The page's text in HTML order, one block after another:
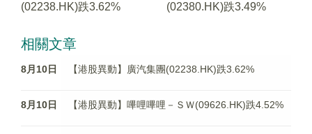
(02238.HK)跌3.62%
(02380.HK)跌3.49%
相關文章
8月10日 【港股異動】廣汽集團(02238.HK)跌3.62%
8月10日 【港股異動】嗶哩嗶哩－ＳＷ(09626.HK)跌4.52%